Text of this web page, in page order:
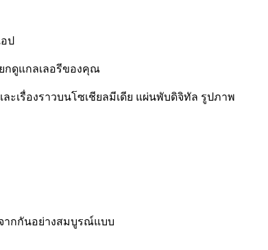
ป
กดูแกลเลอรีของคุณ
เรื่องราวบนโซเชียลมีเดีย แผ่นพับดิจิทัล รูปภาพ
ากกันอย่างสมบูรณ์แบบ